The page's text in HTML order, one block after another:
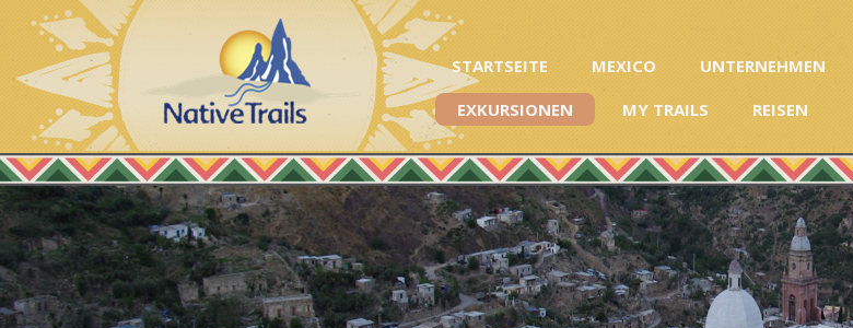
STARTSEITE MEXICO UNTERNEHMEN
EXKURSIONEN
MY TRAILS REISEN